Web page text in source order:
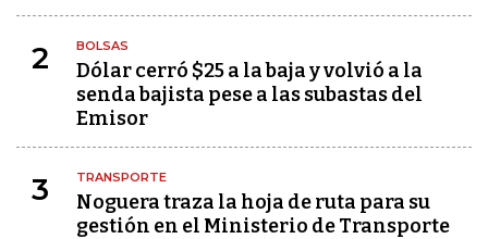
2 BOLSAS
Dólar cerró $25 a la baja y volvió a la
senda bajista pese a las subastas del
Emisor
3 TRANSPORTE
Noguera traza la hoja de ruta para su
gestión en el Ministerio de Transporte